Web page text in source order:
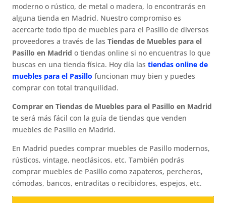
moderno o rústico, de metal o madera, lo encontrarás en
alguna tienda en Madrid. Nuestro compromiso es
acercarte todo tipo de muebles para el Pasillo de diversos
proveedores a través de lasTiendas de Muebles para el
Pasillo en Madrid o tiendas online si no encuentras lo que
buscas en una tienda física. Hoy día lastiendas online de
muebles para el Pasillo funcionan muy bien y puedes
comprar con total tranquilidad.
Comprar en Tiendas de Muebles para el Pasillo en Madrid
te será más fácil con la guía de tiendas que venden
muebles de Pasillo en Madrid.
En Madrid puedes comprar muebles de Pasillo modernos,
rústicos, vintage, neoclásicos, etc. También podrás
comprar muebles de Pasillo como zapateros, percheros,
cómodas, bancos, entraditas o recibidores, espejos, etc.